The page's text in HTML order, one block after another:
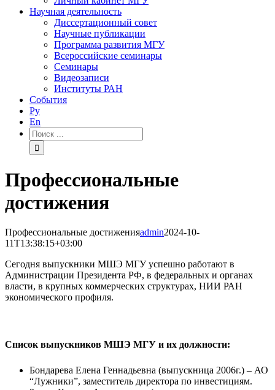
Научная деятельность
Диссертационный совет
Научные публикации
Программа развития МГУ
Всероссийские семинары
Семинары
Видеозаписи
Институты РАН
События
Ру
En
Результат
поиска:
Профессиональные
достижения
Профессиональные достиженияadmin2024-10-
11T13:38:15+03:00
Сегодня выпускники МШЭ МГУ успешно работают в
Администрации Президента РФ, в федеральных и органах
власти, в крупных коммерческих структурах, НИИ РАН
экономического профиля.
Список выпускников МШЭ МГУ и их должности:
Бондарева Елена Геннадьевна (выпускница 2006г.) – АО
“Лужники”, заместитель директора по инвестициям.